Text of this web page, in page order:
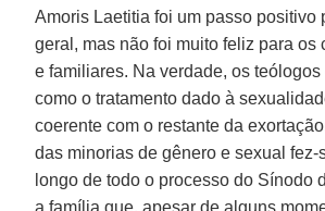
Amoris Laetitia foi um passo positivo
geral, mas não foi muito feliz para os
e familiares. Na verdade, os
como o tratamento dado à
coerente com o restante da
das minorias de gênero e sexual fez-
longo de todo o processo do Sínodo
a família que, apesar de alguns